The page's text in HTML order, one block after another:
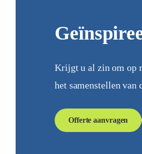
Krijgt u al zin om op
het samenstellen van
Offerte aanvragen